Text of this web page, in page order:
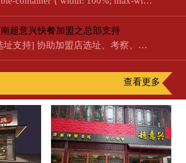
超意兴快餐加盟之总部支持
A：[选址支持] 协助加盟店选址、考察、经营、定位。[培训支持]…
查看更多